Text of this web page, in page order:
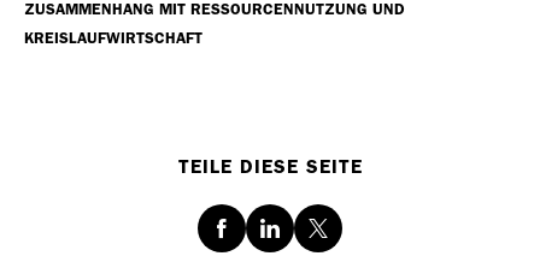
ZUSAMMENHANG MIT RESSOURCENNUTZUNG UND
KREISLAUFWIRTSCHAFT
TEILE DIESE SEITE
FacebookLinkedInTwitter